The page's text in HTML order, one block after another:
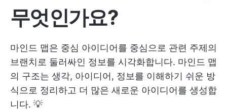
무엇인가요?
마인드 맵은 중심 아이디어를 중심으로 관련 주제의
브랜치로 둘러싸인 정보를 시각화합니다. 마인드 맵
의 구조는 생각, 아이디어, 정보를 이해하기 쉬운 방
식으로 정리하고 더 많은 새로운 아이디어를 생성합
니다. 💡